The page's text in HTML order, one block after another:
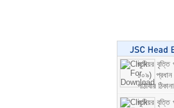
জুনিয়র বৃত্তি
১০৯) প্রধান
পাঠাবার ঠিকানা
জুনিয়র বৃত্তি